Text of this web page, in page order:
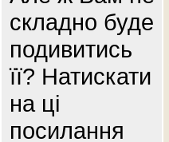
складно буде
подивитись
її? Натискати
на ці
посилання